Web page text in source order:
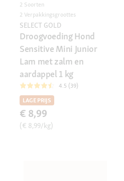
2 Soorten
2 Verpakkingsgroottes
SELECT GOLD
Droogvoeding Hond
Sensitive Mini Junior
Lam met zalm en
aardappel 1 kg
4.5 (39)
LAGE PRIJS
€ 8,99
(€ 8,99/kg)